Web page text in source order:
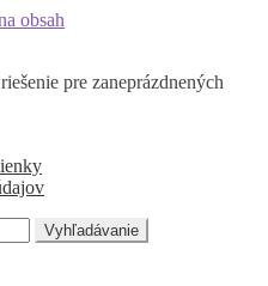
obsah
pre zaneprázdnených
Vyhľadávanie